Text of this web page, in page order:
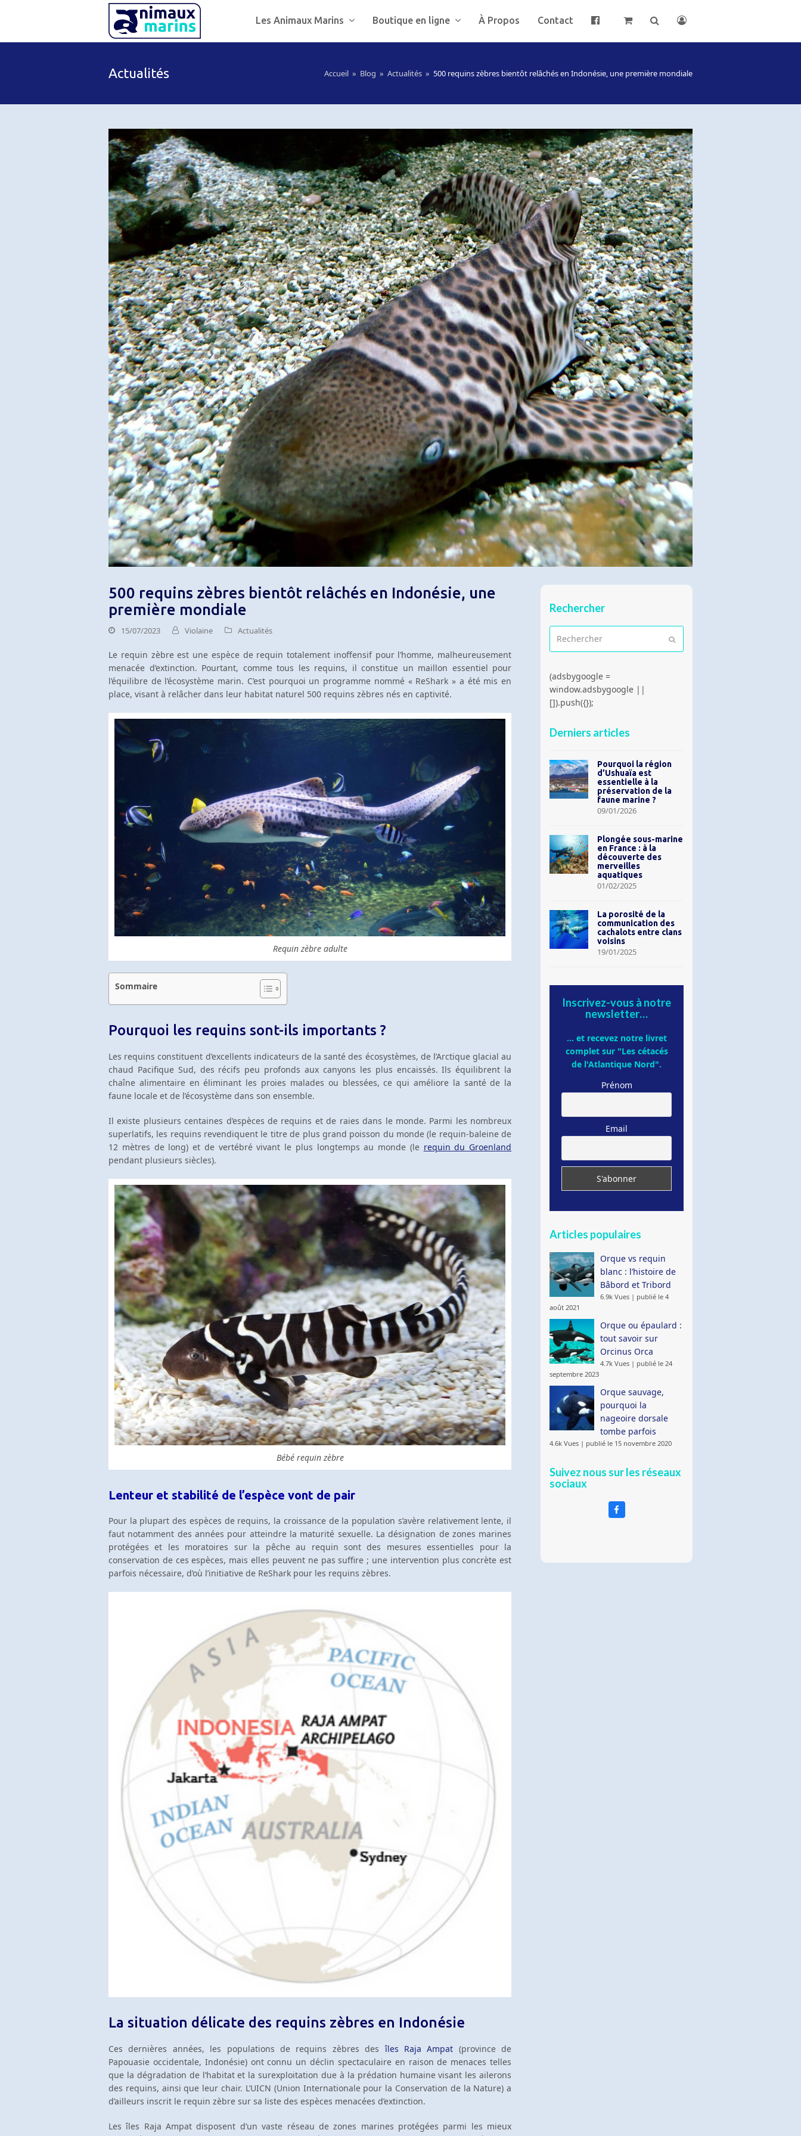
Les Animaux Marins Boutique en ligne À Propos Contact
Actualités Accueil » Blog » Actualités » 500 requins zèbres bientôt relâchés en Indonésie, une première mondiale
500 requins zèbres bientôt relâchés en Indonésie, une
première mondiale
15/07/2023 Violaine Actualités
Le requin zèbre est une espèce de requin totalement inoffensif pour l’homme, malheureusement
menacée d’extinction. Pourtant, comme tous les requins, il constitue un maillon essentiel pour
l’équilibre de l’écosystème marin. C’est pourquoi un programme nommé « ReShark » a été mis en
place, visant à relâcher dans leur habitat naturel 500 requins zèbres nés en captivité.
Requin zèbre adulte
Sommaire
Pourquoi les requins sont-ils importants ?
Les requins constituent d’excellents indicateurs de la santé des écosystèmes, de l’Arctique glacial au
chaud Pacifique Sud, des récifs peu profonds aux canyons les plus encaissés. Ils équilibrent la
chaîne alimentaire en éliminant les proies malades ou blessées, ce qui améliore la santé de la
faune locale et de l’écosystème dans son ensemble.
Il existe plusieurs centaines d’espèces de requins et de raies dans le monde. Parmi les nombreux
superlatifs, les requins revendiquent le titre de plus grand poisson du monde (le requin-baleine de
12 mètres de long) et de vertébré vivant le plus longtemps au monde (le requin du Groenland
pendant plusieurs siècles).
Bébé requin zèbre
Lenteur et stabilité de l’espèce vont de pair
Pour la plupart des espèces de requins, la croissance de la population s’avère relativement lente, il
faut notamment des années pour atteindre la maturité sexuelle. La désignation de zones marines
protégées et les moratoires sur la pêche au requin sont des mesures essentielles pour la
conservation de ces espèces, mais elles peuvent ne pas suffire ; une intervention plus concrète est
parfois nécessaire, d’où l’initiative de ReShark pour les requins zèbres.
La situation délicate des requins zèbres en Indonésie
Ces dernières années, les populations de requins zèbres desîles Raja Ampat (province de
Papouasie occidentale, Indonésie) ont connu un déclin spectaculaire en raison de menaces telles
que la dégradation de l’habitat et la surexploitation due à la prédation humaine visant les ailerons
des requins, ainsi que leur chair. L’UICN (Union Internationale pour la Conservation de la Nature) a
d’ailleurs inscrit le requin zèbre sur sa liste des espèces menacées d’extinction.
Les îles Raja Ampat disposent d’un vaste réseau de zones marines protégées parmi les mieux
Rechercher
Rechercher
(adsbygoogle =
window.adsbygoogle ||
[]).push({});
Derniers articles
Pourquoi la région
d’Ushuaïa est
essentielle à la
préservation de la
faune marine ?
09/01/2026
Plongée sous-marine
en France : à la
découverte des
merveilles
aquatiques
01/02/2025
La porosité de la
communication des
cachalots entre clans
voisins
19/01/2025
Inscrivez-vous à notre
newsletter…
... et recevez notre livret
complet sur "Les cétacés
de l'Atlantique Nord".
Prénom
Email
Articles populaires
Orque vs requin
blanc : l’histoire de
Bâbord et Tribord
6.9k Vues | publié le 4
août 2021
Orque ou épaulard :
tout savoir sur
Orcinus Orca
4.7k Vues | publié le 24
septembre 2023
Orque sauvage,
pourquoi la
nageoire dorsale
tombe parfois
4.6k Vues | publié le 15 novembre 2020
Suivez nous sur les réseaux
sociaux
Facebook